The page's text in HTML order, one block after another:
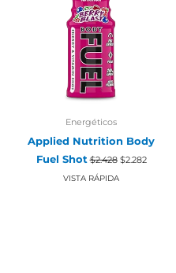
Energéticos
Applied Nutrition Body
Fuel Shot $2.428 El
precio
original
$2.282El
precio
VISTA RÁPIDA